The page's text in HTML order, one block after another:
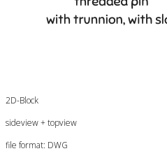
2D-Block
sideview + topview
file format: DWG